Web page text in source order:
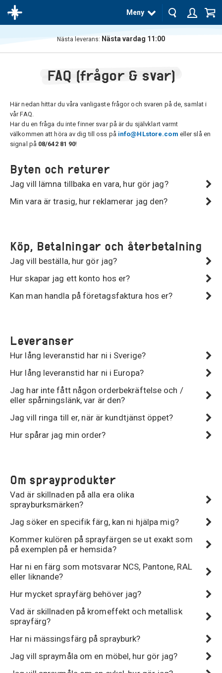
Meny
Nästa leverans: Nästa vardag 11:00
FAQ (frågor & svar)
Här nedan hittar du våra vanligaste frågor och svaren på de, samlat i
vår FAQ.
Har du en fråga du inte finner svar på är du självklart varmt
välkommen att höra av dig till oss på info@HLstore.com eller slå en
signal på 08/642 81 90!
Byten och returer
Jag vill lämna tillbaka en vara, hur gör jag?
Min vara är trasig, hur reklamerar jag den?
Köp, Betalningar och återbetalning
Jag vill beställa, hur gör jag?
Hur skapar jag ett konto hos er?
Kan man handla på företagsfaktura hos er?
Leveranser
Hur lång leveranstid har ni i Sverige?
Hur lång leveranstid har ni i Europa?
Jag har inte fått någon orderbekräftelse och /
eller spårningslänk, var är den?
Jag vill ringa till er, när är kundtjänst öppet?
Hur spårar jag min order?
Om sprayprodukter
Vad är skillnaden på alla era olika
sprayburksmärken?
Jag söker en specifik färg, kan ni hjälpa mig?
Kommer kulören på sprayfärgen se ut exakt som
på exemplen på er hemsida?
Har ni en färg som motsvarar NCS, Pantone, RAL
eller liknande?
Hur mycket sprayfärg behöver jag?
Vad är skillnaden på kromeffekt och metallisk
sprayfärg?
Har ni mässingsfärg på sprayburk?
Jag vill spraymåla om en möbel, hur gör jag?